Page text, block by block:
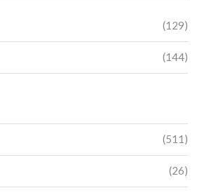
(129)
(144)
(511)
(26)